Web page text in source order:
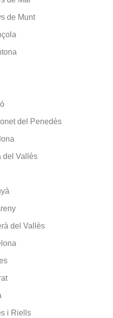
de Munt
del Penedès
del Vallès
del Vallès
i Riells